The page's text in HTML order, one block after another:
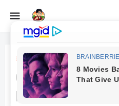
Beranda Android
Cara Beli Paket
DANA, OVO,